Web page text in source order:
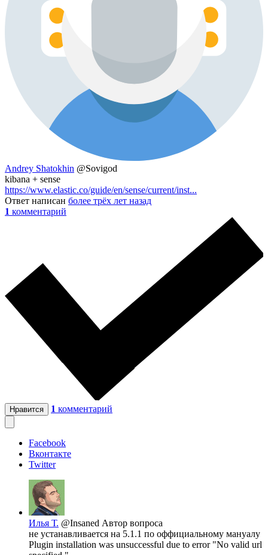
Andrey Shatokhin @Sovigod
kibana + sense
https://www.elastic.co/guide/en/sense/current/inst...
Ответ написан более трёх лет назад
1 комментарий
Нравится 1 комментарий
Facebook
Вконтакте
Twitter
Илья Т. @Insaned Автор вопроса
не устанавливается на 5.1.1 по оффициальному мануалу
Plugin installation was unsuccessful due to error "No valid url